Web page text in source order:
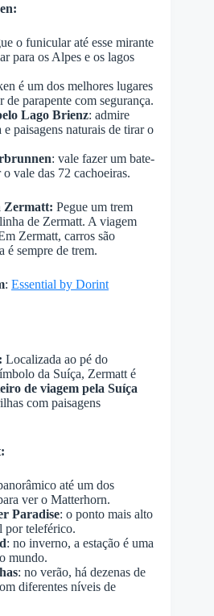
o funicular até esse mirante
para os Alpes e os lagos
é um dos melhores lugares
de parapente com segurança.
Lago Brienz: admire
e paisagens naturais de tirar o
: vale fazer um bate-
vale das 72 cachoeiras.
Zermatt: Pegue um trem
de Zermatt. A viagem
Zermatt, carros são
é sempre de trem.
: Essential by Dorint
Localizada ao pé do
da Suíça, Zermatt é
de viagem pela Suíça
com paisagens
até um dos
ver o Matterhorn.
Paradise: o ponto mais alto
por teleférico.
: no inverno, a estação é uma
mundo.
: no verão, há dezenas de
diferentes níveis de